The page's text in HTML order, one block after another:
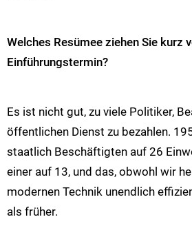
Welches Resümee ziehen Sie kurz
Einführungstermin?
Es ist nicht gut, zu viele Politiker,
öffentlichen Dienst zu bezahlen.
staatlich Beschäftigten auf 26
einer auf 13, und das, obwohl wir
modernen Technik unendlich
als früher.